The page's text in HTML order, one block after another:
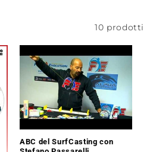
10 prodotti
ABC del SurfCasting con